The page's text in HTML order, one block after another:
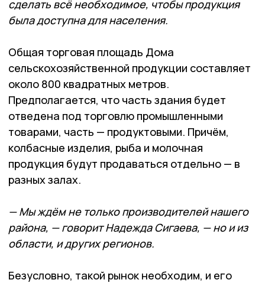
сделать всё необходимое, чтобы продукция
была доступна для населения.
Общая торговая площадь Дома
сельскохозяйственной продукции составляет
около 800 квадратных метров.
Предполагается, что часть здания будет
отведена под торговлю промышленными
товарами, часть — продуктовыми. Причём,
колбасные изделия, рыба и молочная
продукция будут продаваться отдельно — в
разных залах.
— Мы ждём не только производителей нашего
района, — говорит Надежда Сигаева, — но и из
области, и других регионов.
Безусловно, такой рынок необходим, и его